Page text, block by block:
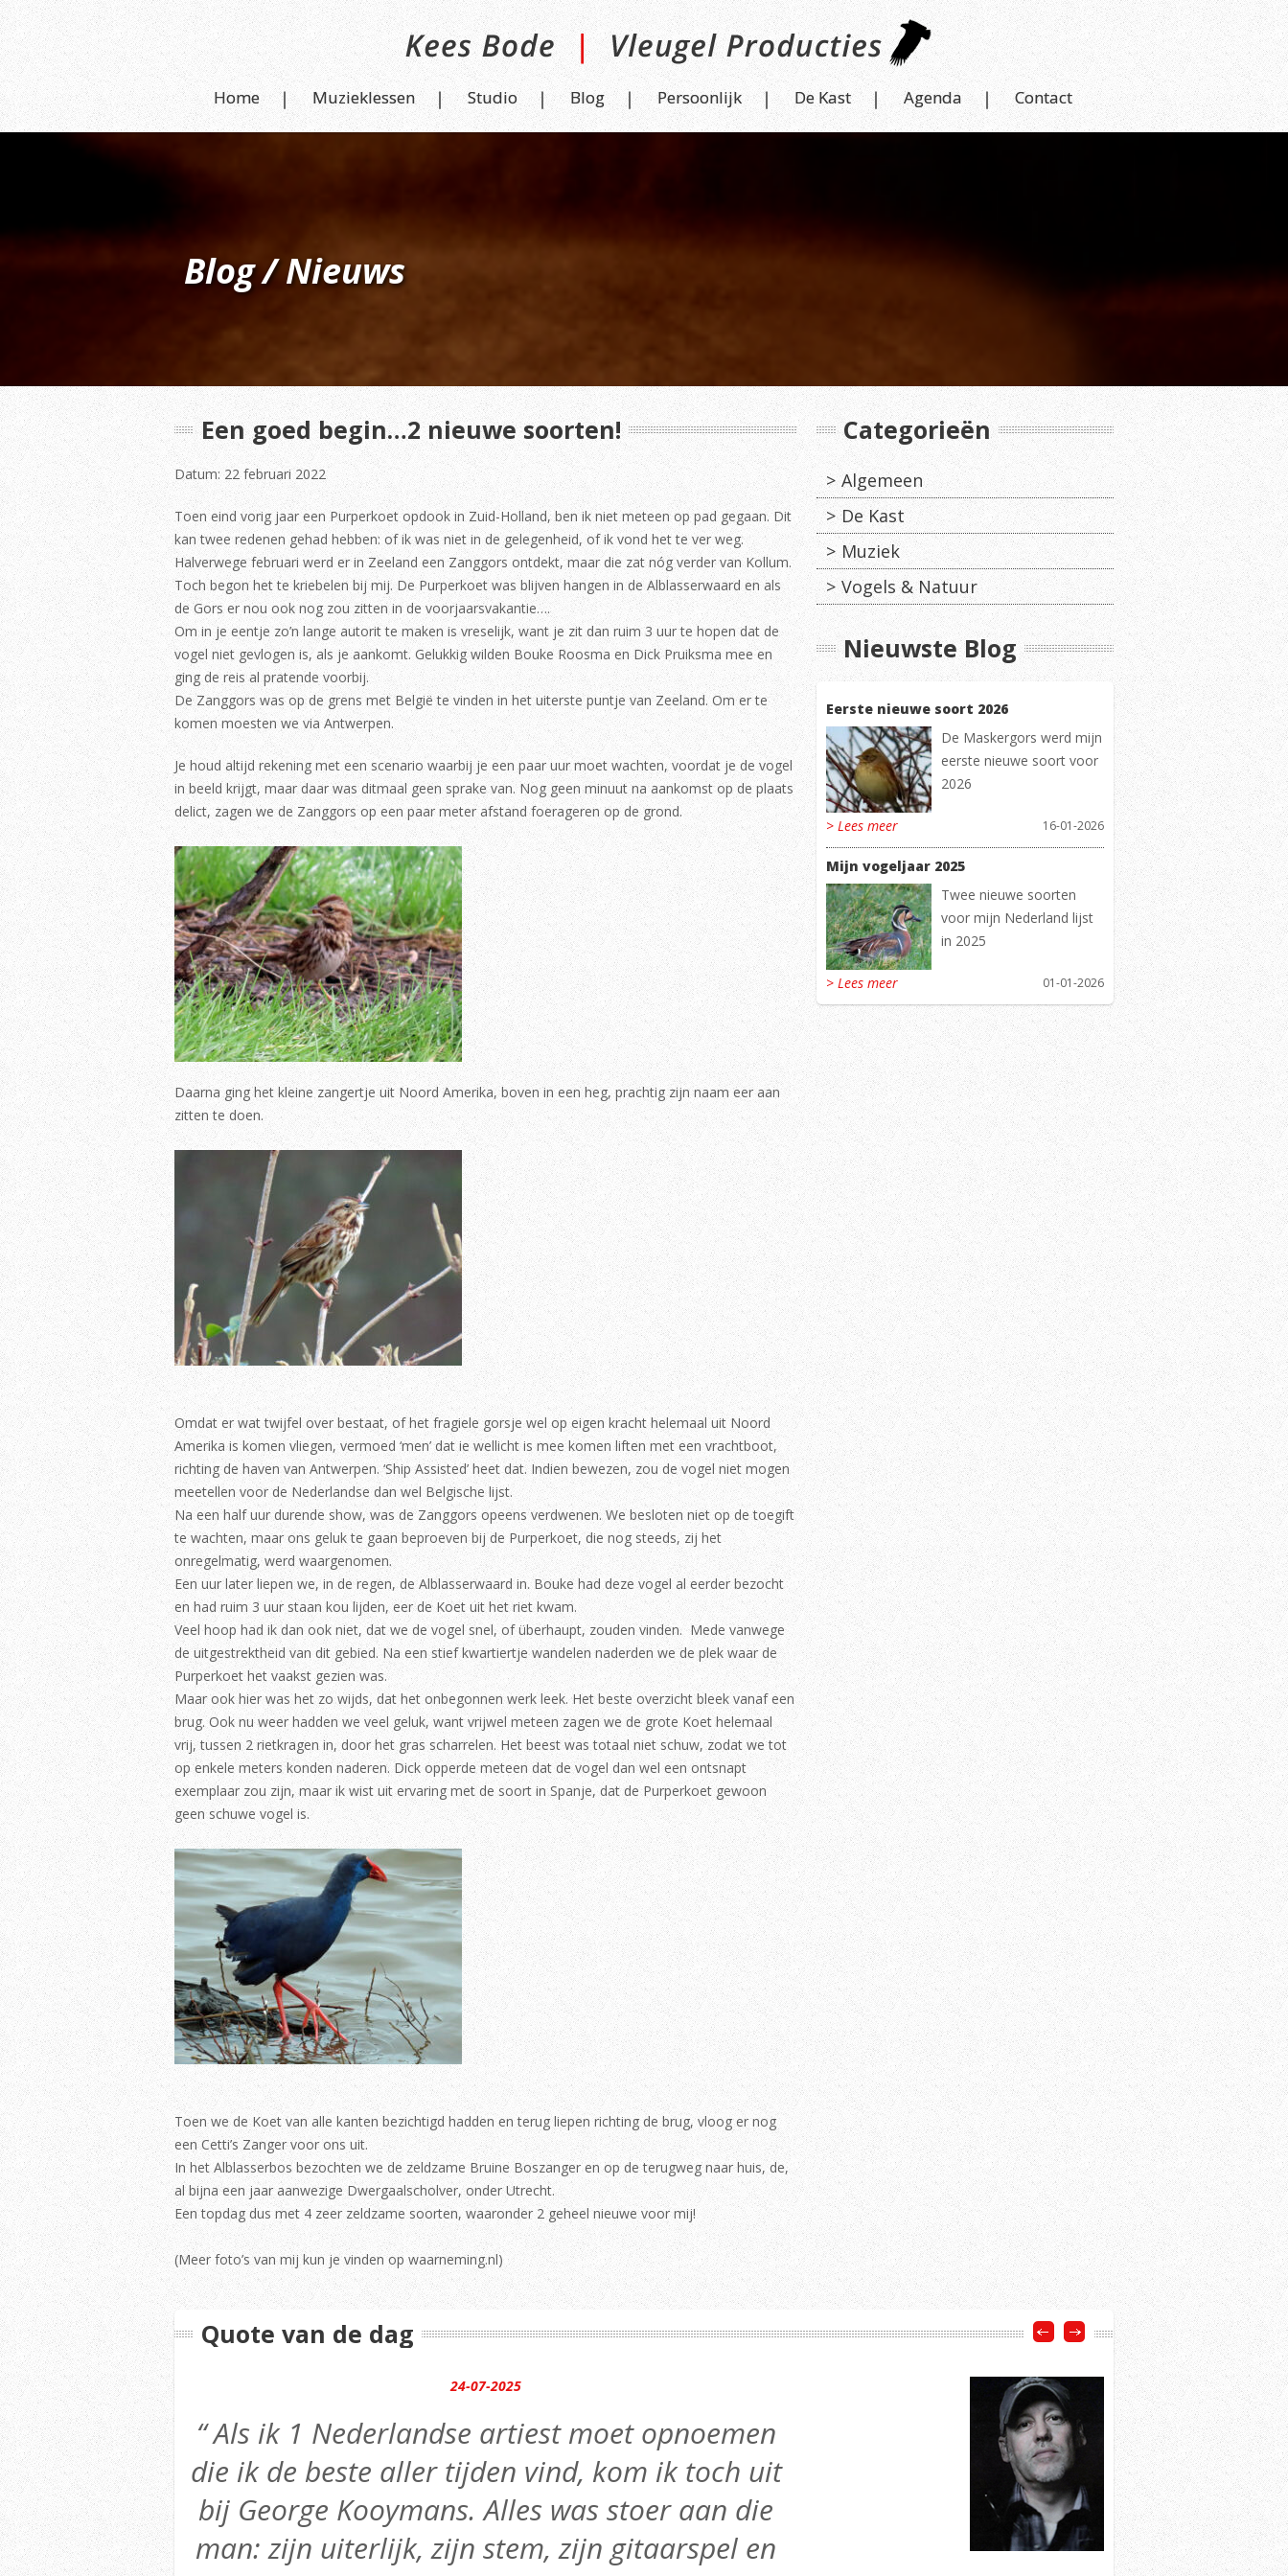
Home Muzieklessen Studio Blog Persoonlijk De Kast Agenda Contact
Blog / Nieuws
Een goed begin…2 nieuwe soorten!
Datum: 22 februari 2022
Toen eind vorig jaar een Purperkoet opdook in Zuid-Holland, ben ik niet meteen op pad gegaan. Dit
kan twee redenen gehad hebben: of ik was niet in de gelegenheid, of ik vond het te ver weg.
Halverwege februari werd er in Zeeland een Zanggors ontdekt, maar die zat nóg verder van Kollum.
Toch begon het te kriebelen bij mij. De Purperkoet was blijven hangen in de Alblasserwaard en als
de Gors er nou ook nog zou zitten in de voorjaarsvakantie….
Om in je eentje zo’n lange autorit te maken is vreselijk, want je zit dan ruim 3 uur te hopen dat de
vogel niet gevlogen is, als je aankomt. Gelukkig wilden Bouke Roosma en Dick Pruiksma mee en
ging de reis al pratende voorbij.
De Zanggors was op de grens met België te vinden in het uiterste puntje van Zeeland. Om er te
komen moesten we via Antwerpen.
Je houd altijd rekening met een scenario waarbij je een paar uur moet wachten, voordat je de vogel
in beeld krijgt, maar daar was ditmaal geen sprake van. Nog geen minuut na aankomst op de plaats
delict, zagen we de Zanggors op een paar meter afstand foerageren op de grond.
Daarna ging het kleine zangertje uit Noord Amerika, boven in een heg, prachtig zijn naam eer aan
zitten te doen.
Omdat er wat twijfel over bestaat, of het fragiele gorsje wel op eigen kracht helemaal uit Noord
Amerika is komen vliegen, vermoed ‘men’ dat ie wellicht is mee komen liften met een vrachtboot,
richting de haven van Antwerpen. ‘Ship Assisted’ heet dat. Indien bewezen, zou de vogel niet mogen
meetellen voor de Nederlandse dan wel Belgische lijst.
Na een half uur durende show, was de Zanggors opeens verdwenen. We besloten niet op de toegift
te wachten, maar ons geluk te gaan beproeven bij de Purperkoet, die nog steeds, zij het
onregelmatig, werd waargenomen.
Een uur later liepen we, in de regen, de Alblasserwaard in. Bouke had deze vogel al eerder bezocht
en had ruim 3 uur staan kou lijden, eer de Koet uit het riet kwam.
Veel hoop had ik dan ook niet, dat we de vogel snel, of überhaupt, zouden vinden. Mede vanwege
de uitgestrektheid van dit gebied. Na een stief kwartiertje wandelen naderden we de plek waar de
Purperkoet het vaakst gezien was.
Maar ook hier was het zo wijds, dat het onbegonnen werk leek. Het beste overzicht bleek vanaf een
brug. Ook nu weer hadden we veel geluk, want vrijwel meteen zagen we de grote Koet helemaal
vrij, tussen 2 rietkragen in, door het gras scharrelen. Het beest was totaal niet schuw, zodat we tot
op enkele meters konden naderen. Dick opperde meteen dat de vogel dan wel een ontsnapt
exemplaar zou zijn, maar ik wist uit ervaring met de soort in Spanje, dat de Purperkoet gewoon
geen schuwe vogel is.
Toen we de Koet van alle kanten bezichtigd hadden en terug liepen richting de brug, vloog er nog
een Cetti’s Zanger voor ons uit.
In het Alblasserbos bezochten we de zeldzame Bruine Boszanger en op de terugweg naar huis, de,
al bijna een jaar aanwezige Dwergaalscholver, onder Utrecht.
Een topdag dus met 4 zeer zeldzame soorten, waaronder 2 geheel nieuwe voor mij!
(Meer foto’s van mij kun je vinden op waarneming.nl)
Categorieën
Algemeen
De Kast
Muziek
Vogels & Natuur
Nieuwste Blog
Eerste nieuwe soort 2026
De Maskergors werd mijn
eerste nieuwe soort voor
2026
> Lees meer 16-01-2026
Mijn vogeljaar 2025
Twee nieuwe soorten
voor mijn Nederland lijst
in 2025
> Lees meer 01-01-2026
Quote van de dag
24-07-2025
“ Als ik 1 Nederlandse artiest moet opnoemen
die ik de beste aller tijden vind, kom ik toch uit
bij George Kooymans. Alles was stoer aan die
man: zijn uiterlijk, zijn stem, zijn gitaarspel en